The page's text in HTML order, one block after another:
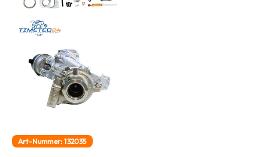
Art-Nummer: 132035